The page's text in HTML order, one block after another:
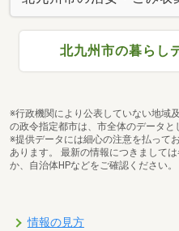
北九州市の暮らし
※行政機関により公表していない地域
の政令指定都市は、市全体のデータと
※提供データには細心の注意を払って
あります。 最新の情報につきまして
か、自治体HPなどをご確認ください。
情報の見方